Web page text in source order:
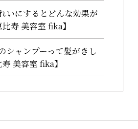
いにするとどんな効果が
寿 美容室 fika】
シャンプーって髪がきし
美容室 fika】